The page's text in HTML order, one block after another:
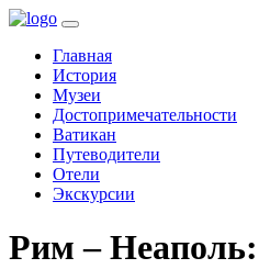
Главная(current)
История
Музеи
Достопримечательности
Ватикан
Путеводители
Отели
Экскурсии
Рим – Неаполь: